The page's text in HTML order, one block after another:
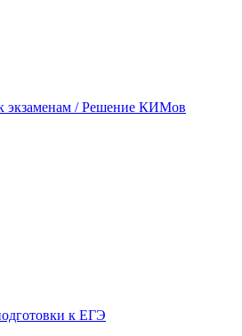
экзаменам / Решение КИМов
к ЕГЭ